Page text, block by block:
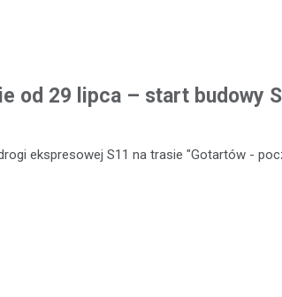
od 29 lipca – start budowy
ekspresowej S11 na trasie "Gotartów -